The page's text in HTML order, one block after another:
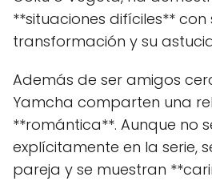
**situaciones difíciles**
transformación y su
Además de ser amigos
Yamcha comparten una
**romántica**. Aunque no
explícitamente en la serie,
pareja y se muestran